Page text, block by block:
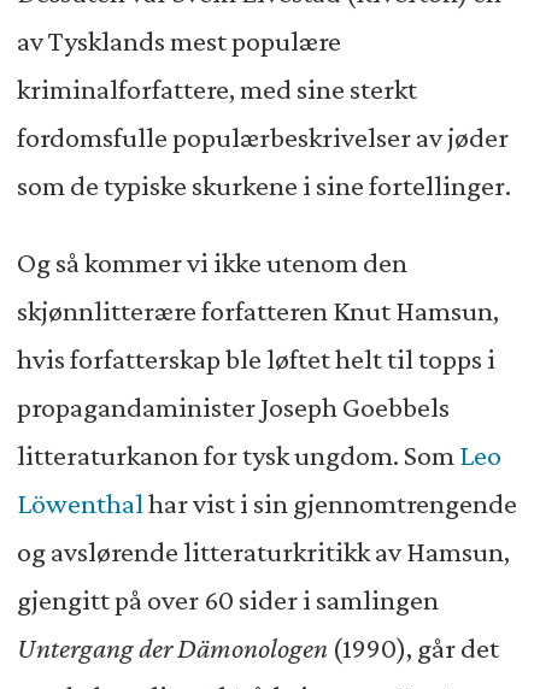
av Tysklands mest populære
kriminalforfattere, med sine sterkt
fordomsfulle populærbeskrivelser av jøder
som de typiske skurkene i sine fortellinger.
Og så kommer vi ikke utenom den
skjønnlitterære forfatteren Knut Hamsun,
hvis forfatterskap ble løftet helt til topps i
propagandaminister Joseph Goebbels
litteraturkanon for tysk ungdom. Som Leo
Löwenthalhar vist i sin gjennomtrengende
og avslørende litteraturkritikk av Hamsun,
gjengitt på over 60 sider i samlingen
Untergang der Dämonologen (1990), går det